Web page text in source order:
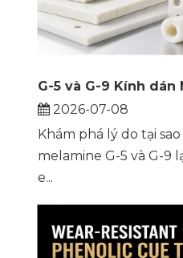
2026-07-08
Khám phá lý do tại
melamine G-5 và G-9
e...